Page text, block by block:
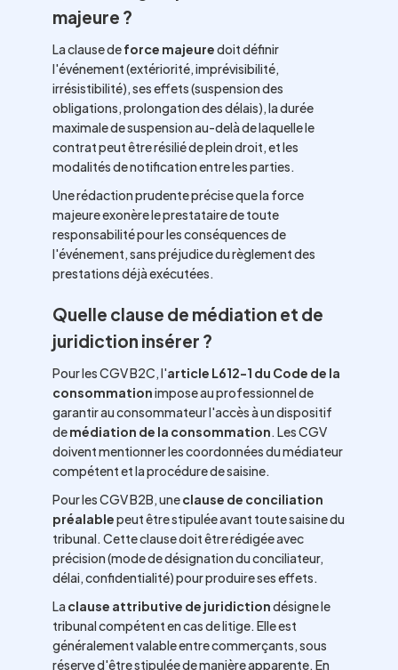
majeure ?
La clause deforce majeuredoit définir
l'événement (extériorité, imprévisibilité,
irrésistibilité), ses effets (suspension des
obligations, prolongation des délais), la durée
maximale de suspension au-delà de laquelle le
contrat peut être résilié de plein droit, et les
modalités de notification entre les parties.
Une rédaction prudente précise que la force
majeure exonère le prestataire de toute
responsabilité pour les conséquences de
l'événement, sans préjudice du règlement des
prestations déjà exécutées.
Quelle clause de médiation et de
juridiction insérer ?
Pour les CGV B2C, l'article L612-1 du Code de la
consommationimpose au professionnel de
garantir au consommateur l'accès à un dispositif
demédiation de la consommation. Les CGV
doivent mentionner les coordonnées du médiateur
compétent et la procédure de saisine.
Pour les CGV B2B, uneclause de conciliation
préalablepeut être stipulée avant toute saisine du
tribunal. Cette clause doit être rédigée avec
précision (mode de désignation du conciliateur,
délai, confidentialité) pour produire ses effets.
La clause attributive de juridictiondésigne le
tribunal compétent en cas de litige. Elle est
généralement valable entre commerçants, sous
réserve d'être stipulée de manière apparente. En